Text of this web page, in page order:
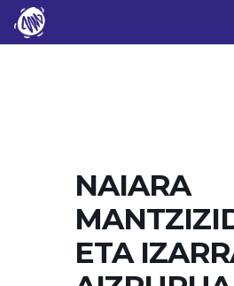
NAIARA
ETA